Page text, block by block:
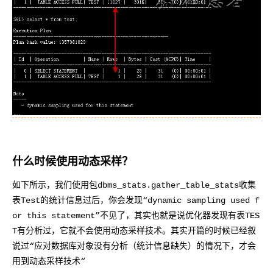
|   1 | TABLE ACCESS FULL| TEST | 11027
SQL
select
Execution Plan
Plan hash value: 1357081020
| Id  | Operation         | Name | Rows  |
|   0 | SELECT STATEMENT  |      |
- dynamic sampling used for this
SQL>
什么时候使用动态采样？
如下所示，我们使用包dbms_stats.gather_table_stats收集
表Test的统计信息过后，你会发现“dynamic sampling used f
or this statement”不见了，其实也就是说优化器发现有表TES
T有分析过，它就不会使用动态采样技术。其实开篇的时候已经叙
说过“应对数据库对象没有分析（统计信息缺失）的情况下，才会
用到动态采样技术“